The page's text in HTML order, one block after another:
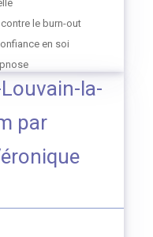
le burn-out
en soi
la-
par